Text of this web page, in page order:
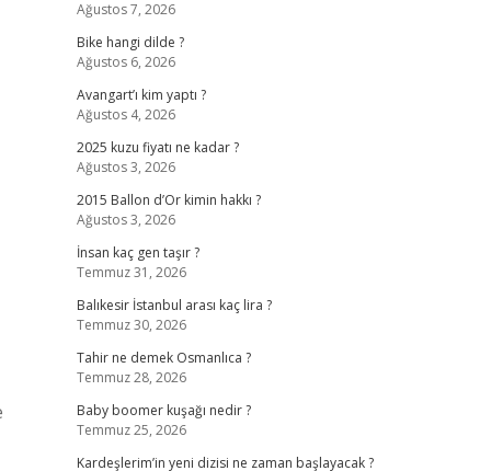
Ağustos 7, 2026
Bike hangi dilde ?
Ağustos 6, 2026
Avangart’ı kim yaptı ?
Ağustos 4, 2026
2025 kuzu fiyatı ne kadar ?
Ağustos 3, 2026
2015 Ballon d’Or kimin hakkı ?
Ağustos 3, 2026
İnsan kaç gen taşır ?
Temmuz 31, 2026
Balıkesir İstanbul arası kaç lira ?
Temmuz 30, 2026
Tahir ne demek Osmanlıca ?
Temmuz 28, 2026
Baby boomer kuşağı nedir ?
Temmuz 25, 2026
Kardeşlerim’in yeni dizisi ne zaman başlayacak ?